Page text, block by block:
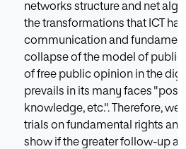
networks structure and net
the transformations that ICT
communication and
collapse of the model of
of free public opinion in the
prevails in its many faces
knowledge, etc.". Therefore,
trials on fundamental rights
show if the greater follow-up